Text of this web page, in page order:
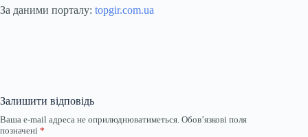
За даними порталу: topgir.com.ua
Залишити відповідь
Ваша e-mail адреса не оприлюднюватиметься. Обов’язкові поля
позначені *